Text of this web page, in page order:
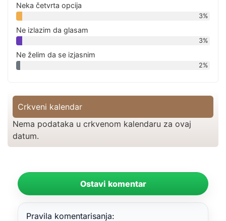
Neka četvrta opcija
3%
Ne izlazim da glasam
3%
Ne želim da se izjasnim
2%
Crkveni kalendar
Nema podataka u crkvenom kalendaru za ovaj
datum.
Ostavi komentar
Pravila komentarisanja: